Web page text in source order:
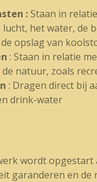
:Staan in
het water, de
opslag van
: Staan in relatie
natuur, zoals
: Dragen direct bij
drink-water
wordt
garanderen en